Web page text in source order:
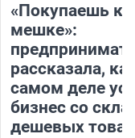
«Покупаешь
мешке»:
рассказала,
самом деле
бизнес со
дешевых